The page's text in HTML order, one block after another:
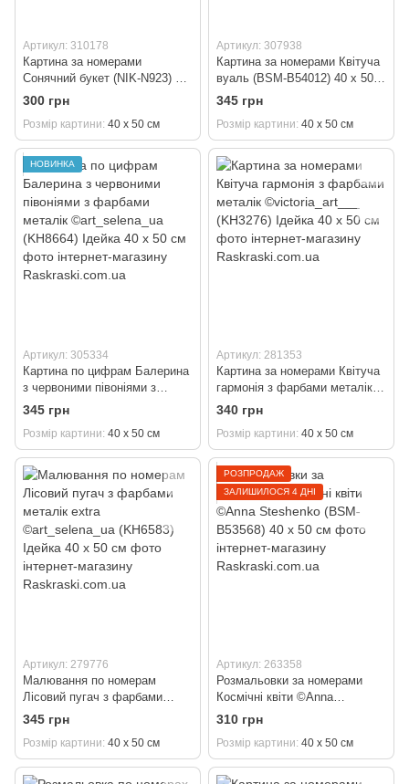
Артикул: 310178
Картина за номерами
Сонячний букет (NIK-N923) 40
х 50 см
300 грн
Розмір картини 40 х 50 см
Артикул: 307938
Картина за номерами Квітуча
вуаль (BSM-B54012) 40 х 50
см
345 грн
Розмір картини 40 х 50 см
НОВИНКА
Артикул: 305334
Картина по цифрам Балерина
з червоними півоніями з
фарбами металік
©art_selena_ua (KH8664)
Ідейка 40 х 50 см
345 грн
Розмір картини 40 х 50 см
Артикул: 281353
Картина за номерами Квітуча
гармонія з фарбами металік
©victoria_art___ (KH3276)
Ідейка 40 х 50 см
340 грн
Розмір картини 40 х 50 см
Артикул: 279776
Малювання по номерам
Лісовий пугач з фарбами
металік extra ©art_selena_ua
(KH6583) Ідейка 40 х 50 см
345 грн
Розмір картини 40 х 50 см
РОЗПРОДАЖ
ЗАЛИШИЛОСЯ 4 ДНІ
Артикул: 263358
Розмальовки за номерами
Космічні квіти ©Anna
Steshenko (BSM-B53568) 40 х
310 грн
Розмір картини 40 х 50 см